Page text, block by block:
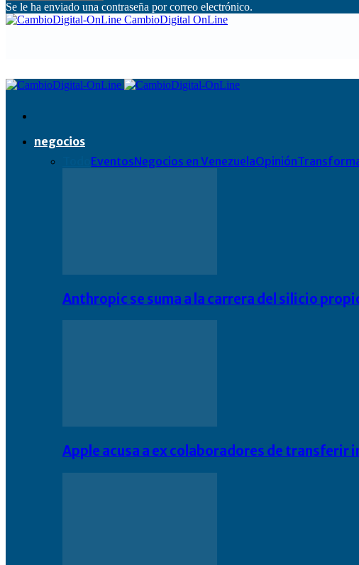
Se le ha enviado una contraseña por correo electrónico.
CambioDigital OnLine
negocios
EventosNegocios en VenezuelaOpinión
Anthropic se suma a la carrera del silicio
Apple acusa a ex colaboradores de